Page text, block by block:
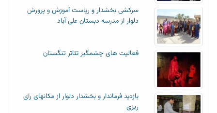
سرکشی بخشدار و ریاست آموزش و پرورش
دلوار از مدرسه دبستان علی آباد
فعالیت های چشمگیر تئاتر تنگستان
بازدید فرماندار و بخشدار دلوار از مکانهای رای
ریزی